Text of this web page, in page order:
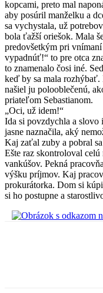
kopcami, preto mal
aby posúril manželku a
sa vychystala, už
bola ťažší oriešok. Mala
predovšetkým pri
vypadnúť!“ to pre otca
to znamenalo čosi iné.
keď by sa mala
našiel ju polooblečenú,
priateľom Sebastianom.
„Oci, už idem!“
Ida si povzdychla a
jasne naznačila, aký
Kaj zaťal zuby a pobral
Ešte raz skontroloval
vankúšov. Pekná
výšku príjmov. Kaj
prokurátorka. Dom si
si ho postupne a